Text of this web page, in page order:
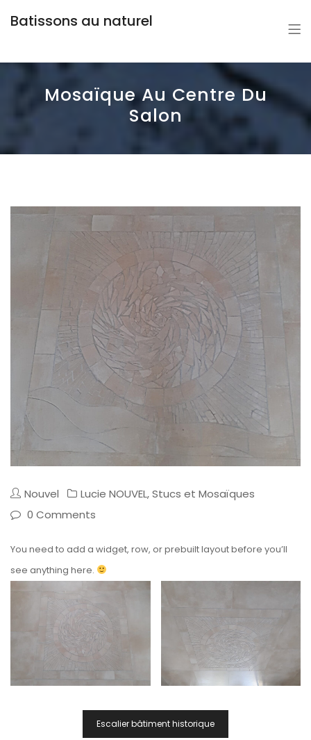
Batissons au naturel
Mosaïque Au Centre Du
Salon
Nouvel Lucie NOUVEL,Stucs et Mosaïques
0 Comments
You need to add a widget, row, or prebuilt layout before you’ll
see anything here.
Escalier bâtiment historique